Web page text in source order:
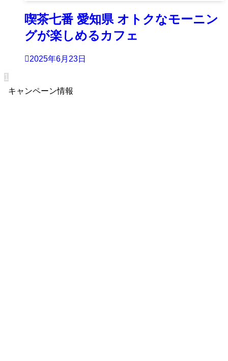
喫茶七番 愛知県 オトクなモーニン
グが楽しめるカフェ
2025年6月23日
1
キャンペーン情報